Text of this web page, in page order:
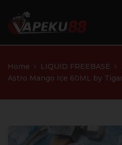
Home LIQUID FREEBASE
Astro Mango Ice 60ML by